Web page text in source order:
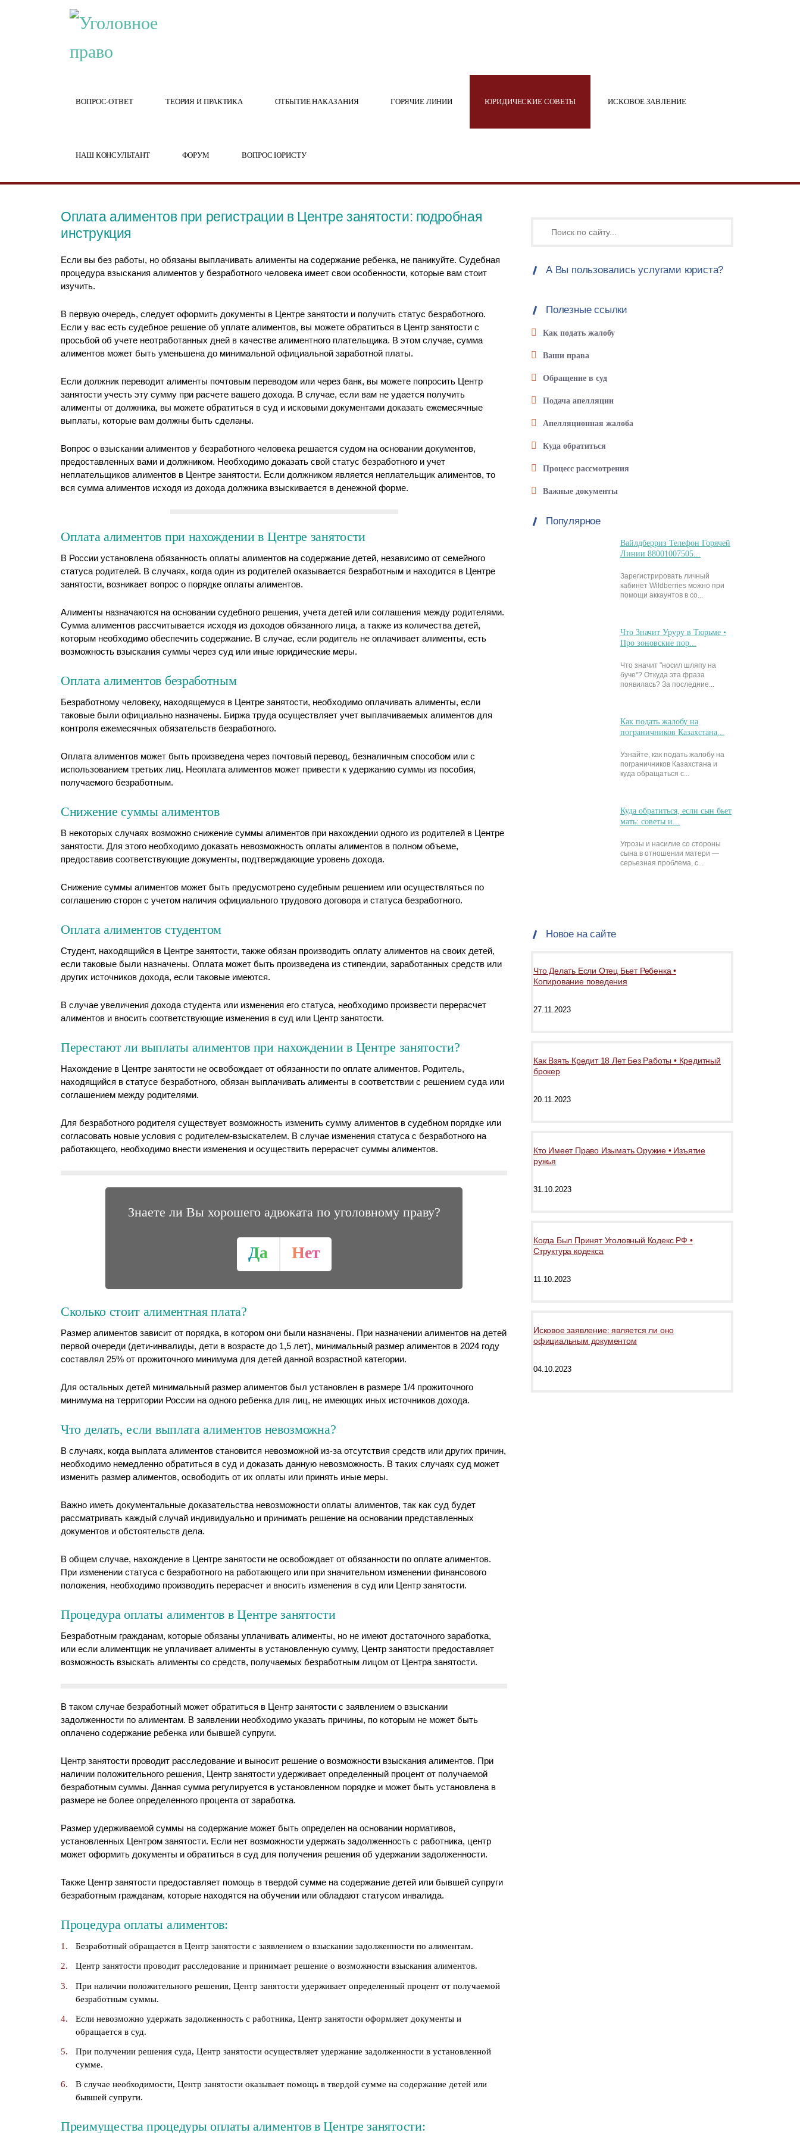
ВОПРОС-ОТВЕТ ТЕОРИЯ И ПРАКТИКА ОТБЫТИЕ НАКАЗАНИЯ ГОРЯЧИЕ ЛИНИИ ЮРИДИЧЕСКИЕ СОВЕТЫ ИСКОВОЕ ЗАВЛЕНИЕ
НАШ КОНСУЛЬТАНТ ФОРУМ ВОПРОС ЮРИСТУ
Оплата алиментов при регистрации в Центре занятости: подробная
инструкция
Если вы без работы, но обязаны выплачивать алименты на содержание ребенка, не паникуйте. Судебная
процедура взыскания алиментов у безработного человека имеет свои особенности, которые вам стоит
изучить.
В первую очередь, следует оформить документы в Центре занятости и получить статус безработного.
Если у вас есть судебное решение об уплате алиментов, вы можете обратиться в Центр занятости с
просьбой об учете неотработанных дней в качестве алиментного плательщика. В этом случае, сумма
алиментов может быть уменьшена до минимальной официальной заработной платы.
Если должник переводит алименты почтовым переводом или через банк, вы можете попросить Центр
занятости учесть эту сумму при расчете вашего дохода. В случае, если вам не удается получить
алименты от должника, вы можете обратиться в суд и исковыми документами доказать ежемесячные
выплаты, которые вам должны быть сделаны.
Вопрос о взыскании алиментов у безработного человека решается судом на основании документов,
предоставленных вами и должником. Необходимо доказать свой статус безработного и учет
неплательщиков алиментов в Центре занятости. Если должником является неплательщик алиментов, то
вся сумма алиментов исходя из дохода должника взыскивается в денежной форме.
Оплата алиментов при нахождении в Центре занятости
В России установлена обязанность оплаты алиментов на содержание детей, независимо от семейного
статуса родителей. В случаях, когда один из родителей оказывается безработным и находится в Центре
занятости, возникает вопрос о порядке оплаты алиментов.
Алименты назначаются на основании судебного решения, учета детей или соглашения между родителями.
Сумма алиментов рассчитывается исходя из доходов обязанного лица, а также из количества детей,
которым необходимо обеспечить содержание. В случае, если родитель не оплачивает алименты, есть
возможность взыскания суммы через суд или иные юридические меры.
Оплата алиментов безработным
Безработному человеку, находящемуся в Центре занятости, необходимо оплачивать алименты, если
таковые были официально назначены. Биржа труда осуществляет учет выплачиваемых алиментов для
контроля ежемесячных обязательств безработного.
Оплата алиментов может быть произведена через почтовый перевод, безналичным способом или с
использованием третьих лиц. Неоплата алиментов может привести к удержанию суммы из пособия,
получаемого безработным.
Снижение суммы алиментов
В некоторых случаях возможно снижение суммы алиментов при нахождении одного из родителей в Центре
занятости. Для этого необходимо доказать невозможность оплаты алиментов в полном объеме,
предоставив соответствующие документы, подтверждающие уровень дохода.
Снижение суммы алиментов может быть предусмотрено судебным решением или осуществляться по
соглашению сторон с учетом наличия официального трудового договора и статуса безработного.
Оплата алиментов студентом
Студент, находящийся в Центре занятости, также обязан производить оплату алиментов на своих детей,
если таковые были назначены. Оплата может быть произведена из стипендии, заработанных средств или
других источников дохода, если таковые имеются.
В случае увеличения дохода студента или изменения его статуса, необходимо произвести перерасчет
алиментов и вносить соответствующие изменения в суд или Центр занятости.
Перестают ли выплаты алиментов при нахождении в Центре занятости?
Нахождение в Центре занятости не освобождает от обязанности по оплате алиментов. Родитель,
находящийся в статусе безработного, обязан выплачивать алименты в соответствии с решением суда или
соглашением между родителями.
Для безработного родителя существует возможность изменить сумму алиментов в судебном порядке или
согласовать новые условия с родителем-взыскателем. В случае изменения статуса с безработного на
работающего, необходимо внести изменения и осуществить перерасчет суммы алиментов.
Знаете ли Вы хорошего адвоката по уголовному праву?
Да Нет
Сколько стоит алиментная плата?
Размер алиментов зависит от порядка, в котором они были назначены. При назначении алиментов на детей
первой очереди (дети-инвалиды, дети в возрасте до 1,5 лет), минимальный размер алиментов в 2024 году
составлял 25% от прожиточного минимума для детей данной возрастной категории.
Для остальных детей минимальный размер алиментов был установлен в размере 1/4 прожиточного
минимума на территории России на одного ребенка для лиц, не имеющих иных источников дохода.
Что делать, если выплата алиментов невозможна?
В случаях, когда выплата алиментов становится невозможной из-за отсутствия средств или других причин,
необходимо немедленно обратиться в суд и доказать данную невозможность. В таких случаях суд может
изменить размер алиментов, освободить от их оплаты или принять иные меры.
Важно иметь документальные доказательства невозможности оплаты алиментов, так как суд будет
рассматривать каждый случай индивидуально и принимать решение на основании представленных
документов и обстоятельств дела.
В общем случае, нахождение в Центре занятости не освобождает от обязанности по оплате алиментов.
При изменении статуса с безработного на работающего или при значительном изменении финансового
положения, необходимо производить перерасчет и вносить изменения в суд или Центр занятости.
Процедура оплаты алиментов в Центре занятости
Безработным гражданам, которые обязаны уплачивать алименты, но не имеют достаточного заработка,
или если алиментщик не уплачивает алименты в установленную сумму, Центр занятости предоставляет
возможность взыскать алименты со средств, получаемых безработным лицом от Центра занятости.
В таком случае безработный может обратиться в Центр занятости с заявлением о взыскании
задолженности по алиментам. В заявлении необходимо указать причины, по которым не может быть
оплачено содержание ребенка или бывшей супруги.
Центр занятости проводит расследование и выносит решение о возможности взыскания алиментов. При
наличии положительного решения, Центр занятости удерживает определенный процент от получаемой
безработным суммы. Данная сумма регулируется в установленном порядке и может быть установлена в
размере не более определенного процента от заработка.
Размер удерживаемой суммы на содержание может быть определен на основании нормативов,
установленных Центром занятости. Если нет возможности удержать задолженность с работника, центр
может оформить документы и обратиться в суд для получения решения об удержании задолженности.
Также Центр занятости предоставляет помощь в твердой сумме на содержание детей или бывшей супруги
безработным гражданам, которые находятся на обучении или обладают статусом инвалида.
Процедура оплаты алиментов:
Безработный обращается в Центр занятости с заявлением о взыскании задолженности по алиментам.
Центр занятости проводит расследование и принимает решение о возможности взыскания алиментов.
При наличии положительного решения, Центр занятости удерживает определенный процент от получаемой
безработным суммы.
Если невозможно удержать задолженность с работника, Центр занятости оформляет документы и
обращается в суд.
При получении решения суда, Центр занятости осуществляет удержание задолженности в установленной
сумме.
В случае необходимости, Центр занятости оказывает помощь в твердой сумме на содержание детей или
бывшей супруги.
Преимущества процедуры оплаты алиментов в Центре занятости:
А Вы пользовались услугами юриста?
Полезные ссылки
Как подать жалобу
Ваши права
Обращение в суд
Подача апелляции
Апелляционная жалоба
Куда обратиться
Процесс рассмотрения
Важные документы
Популярное
Вайлдберриз Телефон Горячей
Линии 88001007505...
Зарегистрировать личный
кабинет Wildberries можно при
помощи аккаунтов в со...
Что Значит Уруру в Тюрьме •
Про зоновские пор...
Что значит "носил шляпу на
буче"? Откуда эта фраза
появилась? За последние...
Как подать жалобу на
пограничников Казахстана...
Узнайте, как подать жалобу на
пограничников Казахстана и
куда обращаться с...
Куда обратиться, если сын бьет
мать: советы и...
Угрозы и насилие со стороны
сына в отношении матери —
серьезная проблема, с...
Новое на сайте
Что Делать Если Отец Бьет Ребенка •
Копирование поведения
27.11.2023
Как Взять Кредит 18 Лет Без Работы • Кредитный
брокер
20.11.2023
Кто Имеет Право Изымать Оружие • Изъятие
ружья
31.10.2023
Когда Был Принят Уголовный Кодекс РФ •
Структура кодекса
11.10.2023
Исковое заявление: является ли оно
официальным документом
04.10.2023